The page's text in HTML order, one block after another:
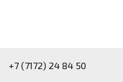
+7 (7172) 24 84 50